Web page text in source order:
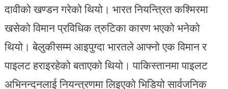
दावीको खण्डन गरेको थियो। भारत नियन्त्रित कश्मिरमा
खसेको विमान प्रविधिक त्रुटिका कारण भएको भनेको
थियो। बेलुकीसम्म आइपुग्दा भारतले आफ्नो एक विमान र
पाइलट हराइरहेको बताएको थियो। पाकिस्तानमा पाइलट
अभिनन्दनलाई नियन्त्रणमा लिइएको भिडियो सार्वजनिक